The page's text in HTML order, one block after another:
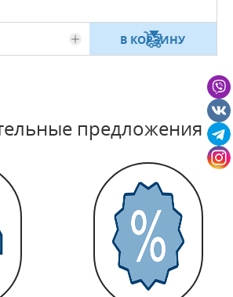
В КОРЗИНУ
предложения